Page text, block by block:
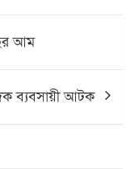
আম
ব্যবসায়ী আটক